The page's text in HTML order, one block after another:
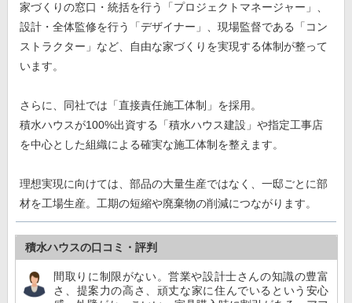
家づくりの窓口・統括を行う「プロジェクトマネージャー」、
設計・全体監修を行う「デザイナー」、現場監督である「コン
ストラクター」など、自由な家づくりを実現する体制が整って
います。
さらに、同社では「直接責任施工体制」を採用。
積水ハウスが100%出資する「積水ハウス建設」や指定工事店
を中心とした組織による確実な施工体制を整えます。
理想実現に向けては、部品の大量生産ではなく、一邸ごとに部
材を工場生産。工期の短縮や廃棄物の削減につながります。
積水ハウスの口コミ・評判
間取りに制限がない。営業や設計士さんの知識の豊富
さ、提案力の高さ、頑丈な家に住んでいるという安心